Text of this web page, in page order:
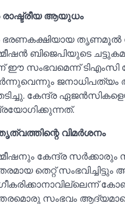
രാഷ്ട്രീയ ആയുധം
ഭരണകക്ഷിയായ
ബിജെപിയുടെ
ഈ സംഭവമെന്ന്
ജനാധിപത്യം
കേന്ദ്ര
വിമർശനം
കേന്ദ്ര
തെറ്റ്
സംഭവം